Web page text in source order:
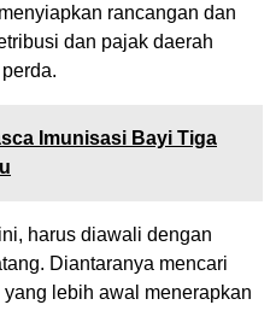
rancangan dan
dan pajak daerah
Imunisasi Bayi Tiga
harus diawali dengan
Diantaranya mencari
lebih awal menerapkan